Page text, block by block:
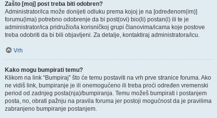
Zašto [moj] post treba biti odobren?
Administrator/ica može donijeti odluku prema kojoj je na [određenom(im)]
forumu(ima) potrebno odobrenje da bi post(ovi) bio(li) postan(i) ili te je
administrator/ica pridružio/la korisničkoj grupi članovima/icama koje postove
treba odobriti da bi bili objavljeni. Za detalje, kontaktiraj administratora/icu.
Vrh
Kako mogu bumpirati temu?
Klikom na link “Bumpiraj” što će temu postaviti na vrh prve stranice foruma. Ako
ne vidiš link, bumpiranje je ili onemogućeno ili treba proći određen vremenski
period od zadnjeg posta(nja)/bumpiranja. Temu možeš bumpirati i postanjem
posta, no, obrati pažnju na pravila foruma jer postoji mogućnost da je pravilima
zabranjeno bumpiranje postanjem.